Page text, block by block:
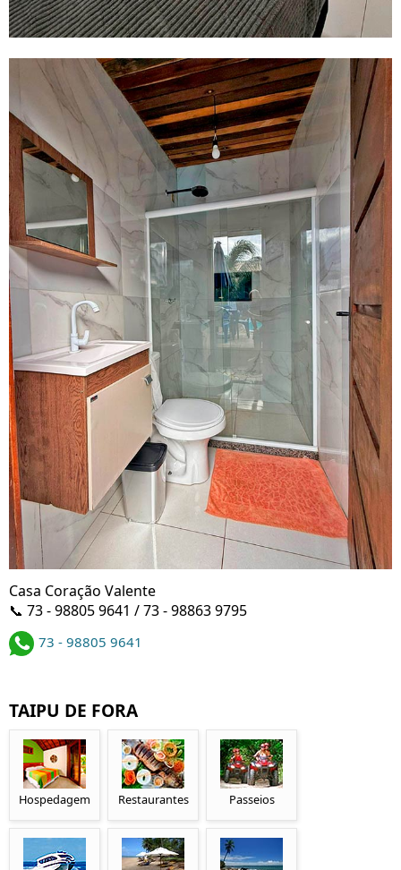
Casa Coração Valente
📞 73 - 98805 9641 / 73 - 98863 9795
73 - 98805 9641
TAIPU DE FORA
Hospedagem Restaurantes Passeios